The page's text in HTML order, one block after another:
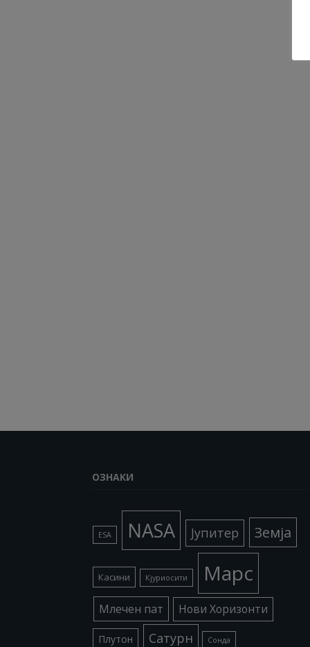
ОЗНАКИ
ESA NASA Јупитер Земја
Касини Кјуриосити Марс
Млечен пат Нови Хоризонти
Плутон Сатурн Сонда